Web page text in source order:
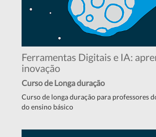
Ferramentas Digitais e IA:
inovação
Curso de Longa duração
Curso de longa duração para professores do
do ensino básico